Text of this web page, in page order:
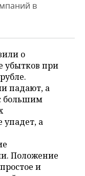
в
о
убытков при
падают, а
большим
упадет, а
Положение
и